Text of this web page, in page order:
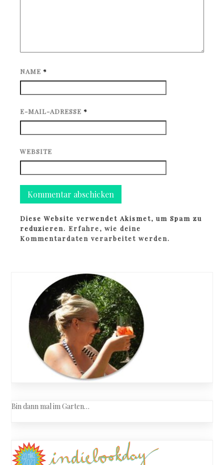
NAME *
E-MAIL-ADRESSE *
WEBSITE
Diese Website verwendet Akismet, um Spam zu
reduzieren.Erfahre, wie deine
Kommentardaten verarbeitet werden.
Bin dann mal im Garten…